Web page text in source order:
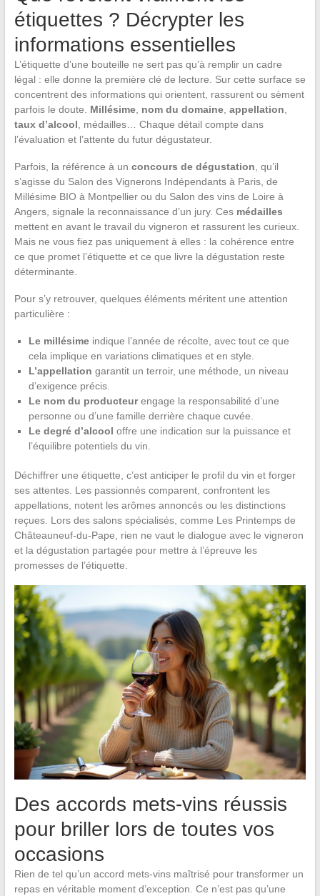
étiquettes ? Décrypter les
informations essentielles
L’étiquette d’une bouteille ne sert pas qu’à remplir un cadre
légal : elle donne la première clé de lecture. Sur cette surface se
concentrent des informations qui orientent, rassurent ou sèment
parfois le doute. Millésime, nom du domaine, appellation
taux d’alcool , médailles… Chaque détail compte dans
l’évaluation et l’attente du futur dégustateur.
Parfois, la référence à un concours de dégustation , qu’il
s’agisse du Salon des Vignerons Indépendants à Paris, de
Millésime BIO à Montpellier ou du Salon des vins de Loire à
Angers, signale la reconnaissance d’un jury. Ces médailles
mettent en avant le travail du vigneron et rassurent les curieux.
Mais ne vous fiez pas uniquement à elles : la cohérence entre
ce que promet l’étiquette et ce que livre la dégustation reste
déterminante.
Pour s’y retrouver, quelques éléments méritent une attention
particulière :
Le millésimeindique l’année de récolte, avec tout ce que
cela implique en variations climatiques et en style.
L’appellation garantit un terroir, une méthode, un niveau
d’exigence précis.
Le nom du producteurengage la responsabilité d’une
personne ou d’une famille derrière chaque cuvée.
Le degré d’alcool offre une indication sur la puissance et
l’équilibre potentiels du vin.
Déchiffrer une étiquette, c’est anticiper le profil du vin et forger
ses attentes. Les passionnés comparent, confrontent les
appellations, notent les arômes annoncés ou les distinctions
reçues. Lors des salons spécialisés, comme Les Printemps de
Châteauneuf-du-Pape, rien ne vaut le dialogue avec le vigneron
et la dégustation partagée pour mettre à l’épreuve les
promesses de l’étiquette.
Des accords mets-vins réussis
pour briller lors de toutes vos
occasions
Rien de tel qu’un accord mets-vins maîtrisé pour transformer un
repas en véritable moment d’exception. Ce n’est pas qu’une